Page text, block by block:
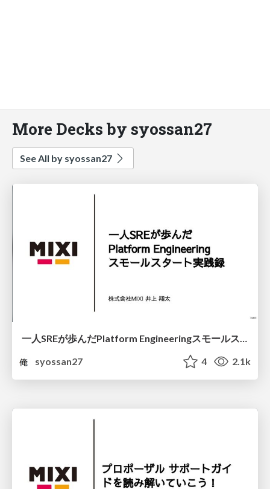
More Decks by syossan27
See All by syossan27
一人SREが歩んだPlatform Engineeringスモールスタート実践録 ~ クラウドネイティブ会議版 ~
syossan27
4 2.1k